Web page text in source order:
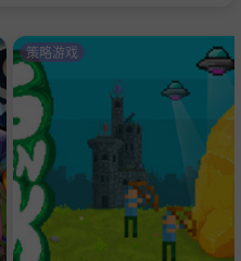
策略游戏